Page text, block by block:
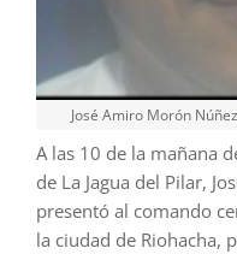
José Amiro Morón
A las 10 de la mañana
de La Jagua del Pilar,
presentó al comando
la ciudad de Riohacha,